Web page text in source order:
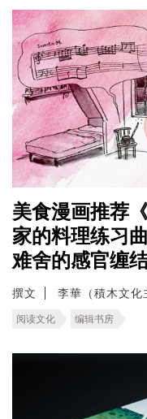
美食漫画推荐
家的料理练习
难舍的感官缠
撰文 李華（積木文化
阅读文化 编辑书房